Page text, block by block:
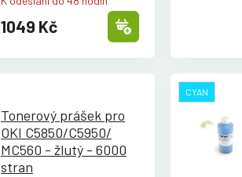
1049 Kč
Tonerový prášek pro
OKI C5850/C5950/
MC560 - žlutý - 6000
stran
CYAN